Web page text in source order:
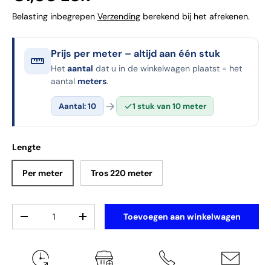
Belasting inbegrepen Verzending berekend bij het afrekenen.
Prijs per meter – altijd aan één stuk
Het aantal dat u in de winkelwagen plaatst = het
aantal meters.
Aantal: 10 1 stuk van 10 meter
Lengte
Per meter Tros 220 meter
Verlaag de hoeveelheidVerhoog de hoeveelheid
Toevoegen aan winkelwagen